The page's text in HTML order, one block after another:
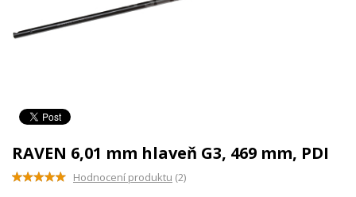
RAVEN 6,01 mm hlaveň G3, 469 mm, PDI
Hodnocení produktu (2)